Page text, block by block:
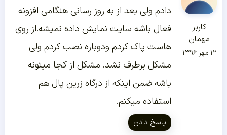
کاربر
مهمان
۱۲ مهر ۱۳۹۶
دادم ولی بعد از به روز رسانی هنگامی افزونه
فعال باشه سایت نمایش داده نمیشه.از روی
هاست پاک کردم ودوباره نصب کردم ولی
مشکل برطرف نشد. مشکل از کجا میتونه
باشه ضمن اینکه از درگاه زرین پال هم
استفاده میکنم.
پاسخ دادن